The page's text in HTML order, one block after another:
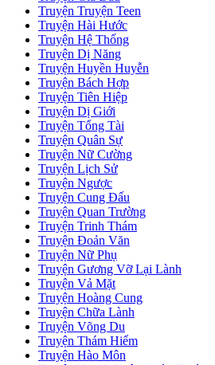
Truyện Truyện Teen
Truyện Hài Hước
Truyện Hệ Thống
Truyện Dị Năng
Truyện Huyền Huyễn
Truyện Bách Hợp
Truyện Tiên Hiệp
Truyện Dị Giới
Truyện Tổng Tài
Truyện Quân Sự
Truyện Nữ Cường
Truyện Lịch Sử
Truyện Ngược
Truyện Cung Đấu
Truyện Quan Trường
Truyện Trinh Thám
Truyện Đoản Văn
Truyện Nữ Phụ
Truyện Gương Vỡ Lại Lành
Truyện Vả Mặt
Truyện Hoàng Cung
Truyện Chữa Lành
Truyện Võng Du
Truyện Thám Hiểm
Truyện Hào Môn